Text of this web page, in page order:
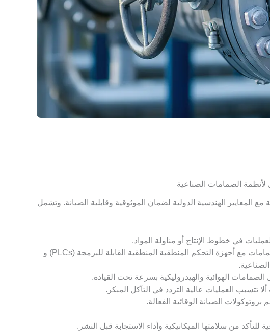
لأنظمة الصمامات الصناعية
المعايير الهندسية الدولية لضمان الموثوقية وقابلية الصيانة. وتشمل
في خطوط الإنتاج أو مناولة المواد.
: يجب أن تتكامل الصمامات مع أجهزة التحكم المنطقية المنطقية القابلة للبرمجة (PLCs) و
الهوائية والهيدروليكية بسرعة تحت القيادة.
تتسبب العمليات عالية التردد في التآكل المبكر.
بروتوكولات الصيانة الوقائية الفعالة.
من سلامتها الميكانيكية وأداء الاستجابة قبل النشر.